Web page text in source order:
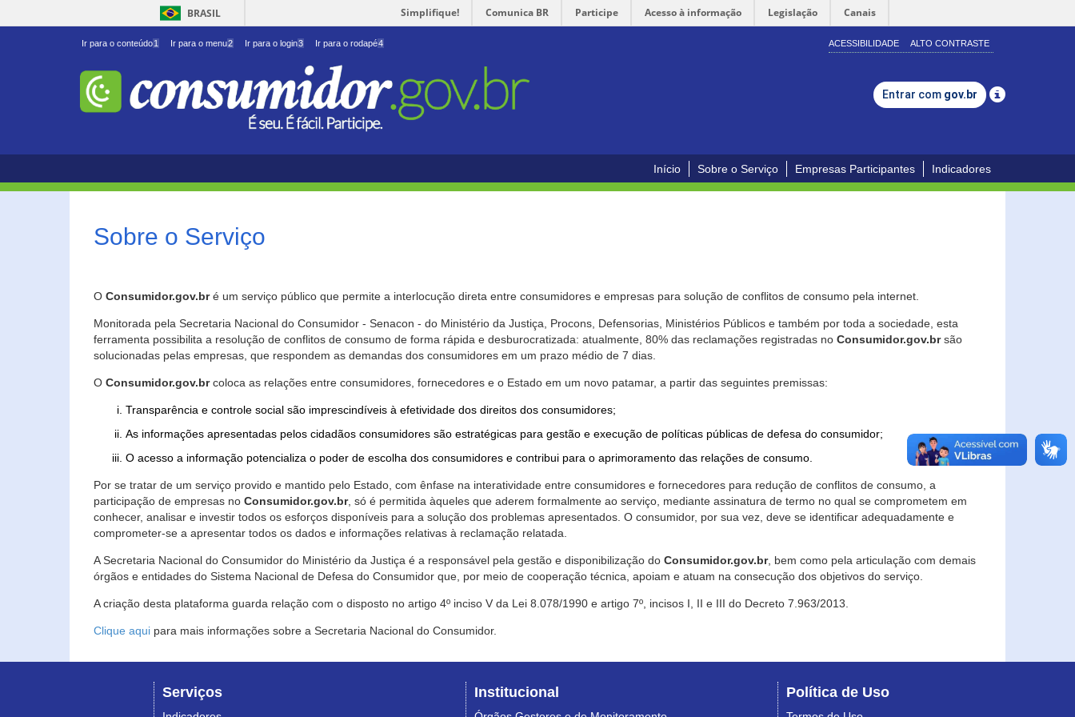
BRASIL Simplifique! Comunica BR Participe Acesso à informação Legislação Canais
Ir para o conteúdo1 Ir para o menu2 Ir para o login3 Ir para o rodapé4 ACESSIBILIDADE ALTO CONTRASTE
Entrar com gov.br
Início Sobre o Serviço Empresas Participantes Indicadores
Sobre o Serviço
O Consumidor.gov.bré um serviço público que permite a interlocução direta entre consumidores e empresas para solução de conflitos de consumo pela internet.
Monitorada pela Secretaria Nacional do Consumidor - Senacon - do Ministério da Justiça, Procons, Defensorias, Ministérios Públicos e também por toda a sociedade, esta
ferramenta possibilita a resolução de conflitos de consumo de forma rápida e desburocratizada: atualmente, 80% das reclamações registradas no Consumidor.gov.brsão
solucionadas pelas empresas, que respondem as demandas dos consumidores em um prazo médio de 7 dias.
O Consumidor.gov.brcoloca as relações entre consumidores, fornecedores e o Estado em um novo patamar, a partir das seguintes premissas:
Transparência e controle social são imprescindíveis à efetividade dos direitos dos consumidores;
As informações apresentadas pelos cidadãos consumidores são estratégicas para gestão e execução de políticas públicas de defesa do consumidor;
O acesso a informação potencializa o poder de escolha dos consumidores e contribui para o aprimoramento das relações de consumo.
Por se tratar de um serviço provido e mantido pelo Estado, com ênfase na interatividade entre consumidores e fornecedores para redução de conflitos de consumo, a
participação de empresas no Consumidor.gov.br, só é permitida àqueles que aderem formalmente ao serviço, mediante assinatura de termo no qual se comprometem em
conhecer, analisar e investir todos os esforços disponíveis para a solução dos problemas apresentados. O consumidor, por sua vez, deve se identificar adequadamente e
comprometer-se a apresentar todos os dados e informações relativas à reclamação relatada.
A Secretaria Nacional do Consumidor do Ministério da Justiça é a responsável pela gestão e disponibilização do Consumidor.gov.br, bem como pela articulação com demais
órgãos e entidades do Sistema Nacional de Defesa do Consumidor que, por meio de cooperação técnica, apoiam e atuam na consecução dos objetivos do serviço.
A criação desta plataforma guarda relação com o disposto no artigo 4º inciso V da Lei 8.078/1990 e artigo 7º, incisos I, II e III do Decreto 7.963/2013.
Clique aqui para mais informações sobre a Secretaria Nacional do Consumidor.
Serviços Institucional Política de Uso